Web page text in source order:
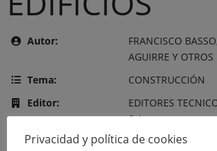
Autor:
FRANCISCO
AGUIRRE Y OTROS
Tema:
CONSTRUCCIÓN
Editor:
EDITORES
S.A.
Año de publicación:
7 de agosto de 1968
Privacidad y política de cookies